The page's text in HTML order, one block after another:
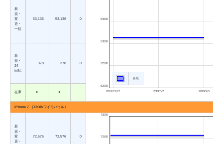
新
規・
変
更・
一括
53,136 53,136 0
2018/12/27 2019/5/2 2019/9/5
52000
52500
53000
53500
新規
新
規・
24
回払
378 378 0
在庫 ○ ○
iPhone 7 （32GB/ワイモバイル）
新
規・
変
更・
72,576 72,576 0 72500
73000